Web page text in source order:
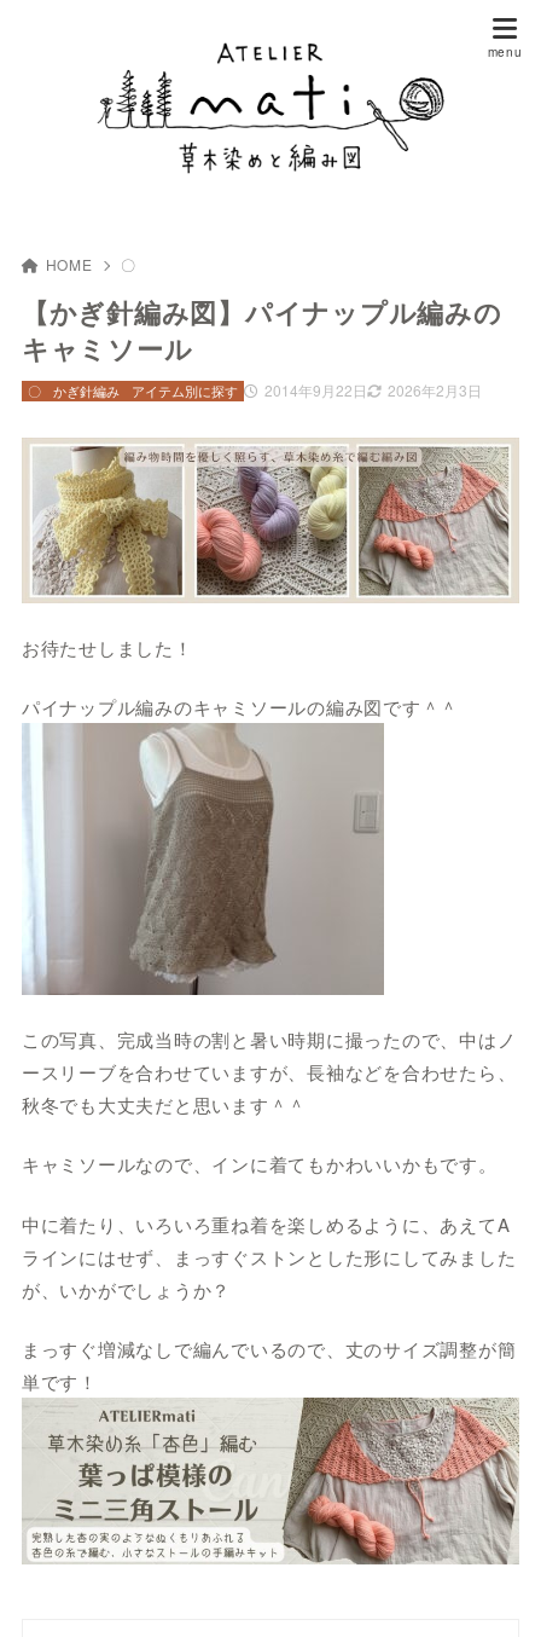
HOME 〇
【かぎ針編み図】パイナップル編みの
キャミソール
2014年9月22日 2026年2月3日
〇 かぎ針編み アイテム別に探す
お待たせしました！
パイナップル編みのキャミソールの編み図です＾＾
この写真、完成当時の割と暑い時期に撮ったので、中はノ
ースリーブを合わせていますが、長袖などを合わせたら、
秋冬でも大丈夫だと思います＾＾
キャミソールなので、インに着てもかわいいかもです。
中に着たり、いろいろ重ね着を楽しめるように、あえてA
ラインにはせず、まっすぐストンとした形にしてみました
が、いかがでしょうか？
まっすぐ増減なしで編んでいるので、丈のサイズ調整が簡
単です！